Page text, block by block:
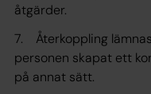
åtgärder.
7. Återkoppling
personen skapat ett
på annat sätt.